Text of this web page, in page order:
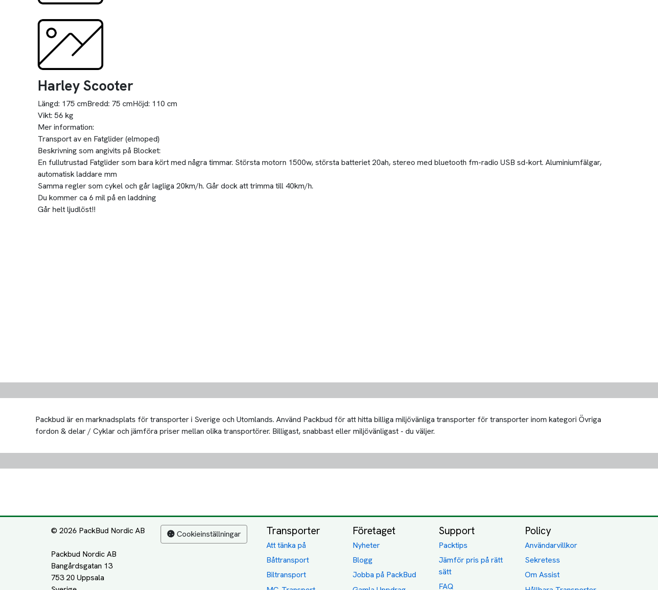
Harley Scooter
Längd: 175 cmBredd: 75 cmHöjd: 110 cm
Vikt: 56 kg
Mer information:
Transport av en Fatglider (elmoped)
Beskrivning som angivits på Blocket:
En fullutrustad Fatglider som bara kört med några timmar. Största motorn 1500w, största batteriet 20ah, stereo med bluetooth fm-radio USB sd-kort. Aluminiumfälgar,
automatisk laddare mm
Samma regler som cykel och går lagliga 20km/h. Går dock att trimma till 40km/h.
Du kommer ca 6 mil på en laddning
Går helt ljudlöst!!
Packbud är en marknadsplats för transporter i Sverige och Utomlands. Använd Packbud för att hitta billiga miljövänliga transporter för transporter inom kategori Övriga
fordon & delar / Cyklar och jämföra priser mellan olika transportörer. Billigast, snabbast eller miljövänligast - du väljer.
© 2026 PackBud Nordic AB
Packbud Nordic AB
Bangårdsgatan 13
753 20 Uppsala
Cookieinställningar Transporter
Att tänka på
Båttransport
Biltransport
Företaget
Nyheter
Blogg
Jobba på PackBud
Support
Packtips
Jämför pris på rätt
sätt
FAQ
Policy
Användarvillkor
Sekretess
Om Assist